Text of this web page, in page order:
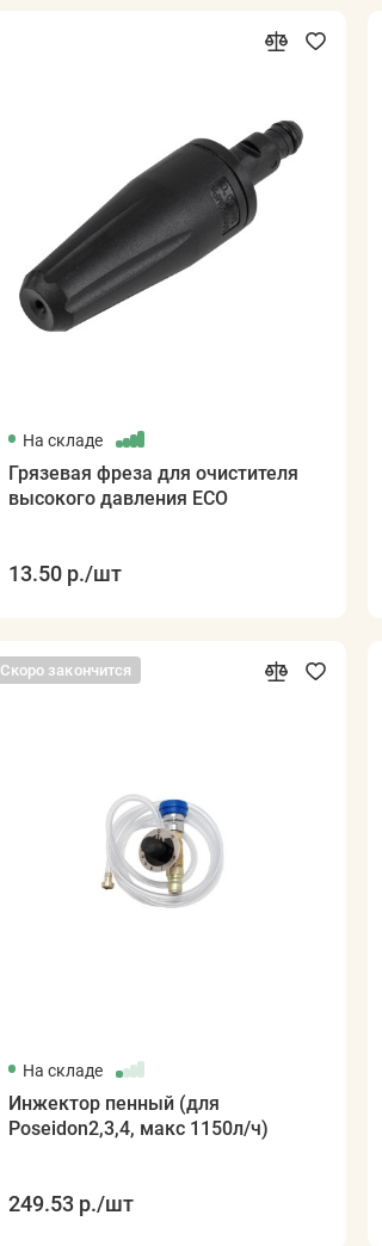
На складе
Грязевая фреза для очистителя
высокого давления ECO
13.50 р./шт
Скоро закончится
На складе
Инжектор пенный (для
Poseidon2,3,4, макс 1150л/ч)
249.53 р./шт